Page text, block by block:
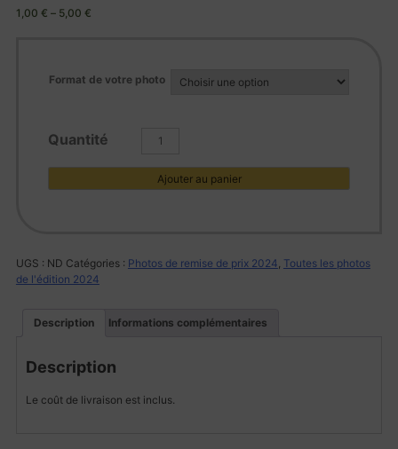
1,00 € – 5,00 €
Format de votre photo
quantité
DSC_4916
Ajouter au panier
UGS : ND Catégories : Photos de remise de prix 2024 Toutes les photos
de l'édition 2024
Description Informations complémentaires
Description
Le coût de livraison est inclus.